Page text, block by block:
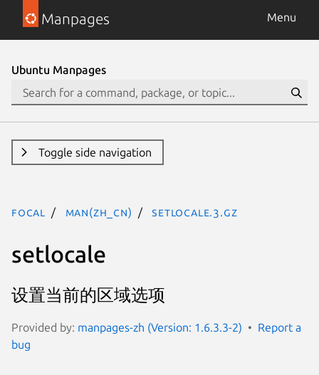
Manpages Menu
Ubuntu Manpages
Toggle side navigation
focal man(zh_CN) setlocale.3.gz
setlocale
设置当前的区域选项
Provided by: manpages-zh (Version: 1.6.3.3-2)
Report a
bug